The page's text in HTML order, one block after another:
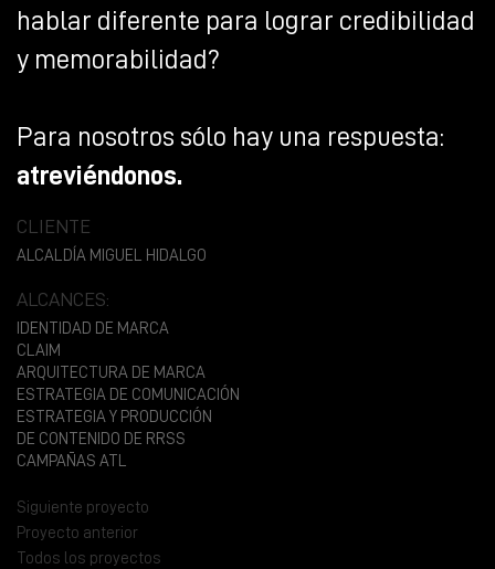
hablar diferente para lograr credibilidad
y memorabilidad?
Para nosotros sólo hay una respuesta:
atreviéndonos.
CLIENTE
ALCALDÍA MIGUEL HIDALGO
ALCANCES:
IDENTIDAD DE MARCA
CLAIM
ARQUITECTURA DE MARCA
ESTRATEGIA DE COMUNICACIÓN
ESTRATEGIA Y PRODUCCIÓN
DE CONTENIDO DE RRSS
CAMPAÑAS ATL
Siguiente proyecto
Proyecto anterior
Todos los proyectos